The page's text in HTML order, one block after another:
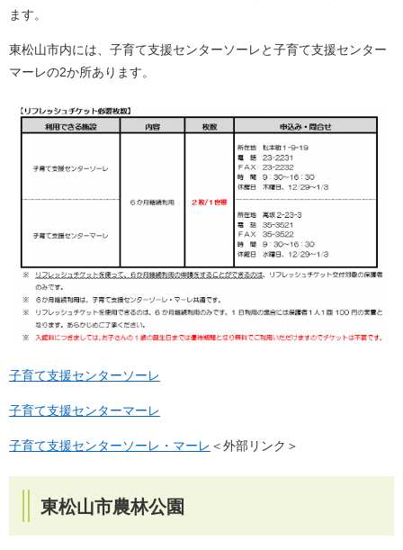
ます。
東松山市内には、子育て支援センターソーレと子育て支援センター
マーレの2か所あります。
子育て支援センターソーレ
子育て支援センターマーレ
子育て支援センターソーレ・マーレ ＜外部リンク＞
東松山市農林公園